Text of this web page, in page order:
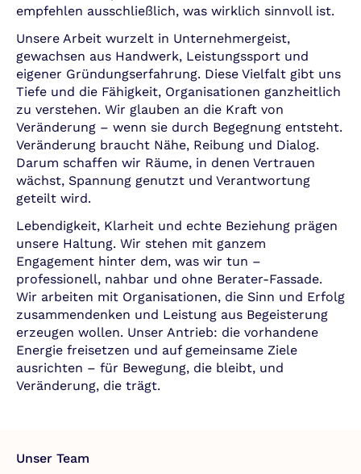
empfehlen ausschließlich, was wirklich sinnvoll ist.
Unsere Arbeit wurzelt in Unternehmergeist,
gewachsen aus Handwerk, Leistungssport und
eigener Gründungserfahrung. Diese Vielfalt gibt uns
Tiefe und die Fähigkeit, Organisationen ganzheitlich
zu verstehen. Wir glauben an die Kraft von
Veränderung – wenn sie durch Begegnung entsteht.
Veränderung braucht Nähe, Reibung und Dialog.
Darum schaffen wir Räume, in denen Vertrauen
wächst, Spannung genutzt und Verantwortung
geteilt wird.
Lebendigkeit, Klarheit und echte Beziehung prägen
unsere Haltung. Wir stehen mit ganzem
Engagement hinter dem, was wir tun –
professionell, nahbar und ohne Berater-Fassade.
Wir arbeiten mit Organisationen, die Sinn und Erfolg
zusammendenken und Leistung aus Begeisterung
erzeugen wollen. Unser Antrieb: die vorhandene
Energie freisetzen und auf gemeinsame Ziele
ausrichten – für Bewegung, die bleibt, und
Veränderung, die trägt.
Unser Team